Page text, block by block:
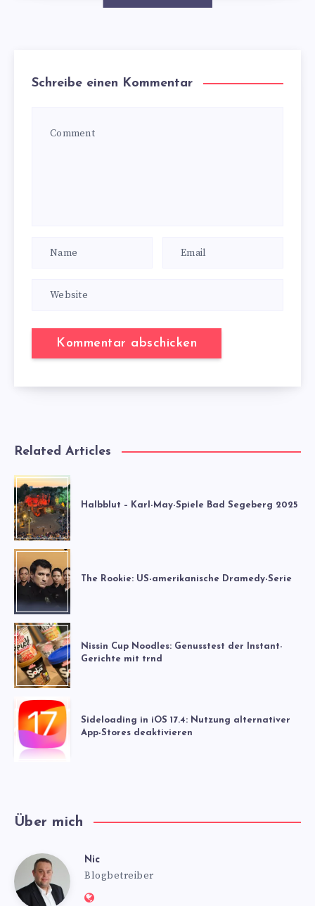
Schreibe einen Kommentar
Related Articles
Halbblut – Karl-May-Spiele Bad Segeberg 2025
The Rookie: US-amerikanische Dramedy-Serie
Nissin Cup Noodles: Genusstest der Instant-
Gerichte mit trnd
Sideloading in iOS 17.4: Nutzung alternativer
App-Stores deaktivieren
Über mich
Nic Nic
Blogbetreiber
Website: